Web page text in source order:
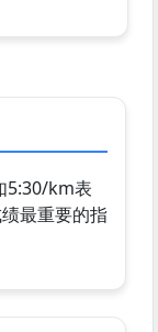
5:30/km表
最重要的指